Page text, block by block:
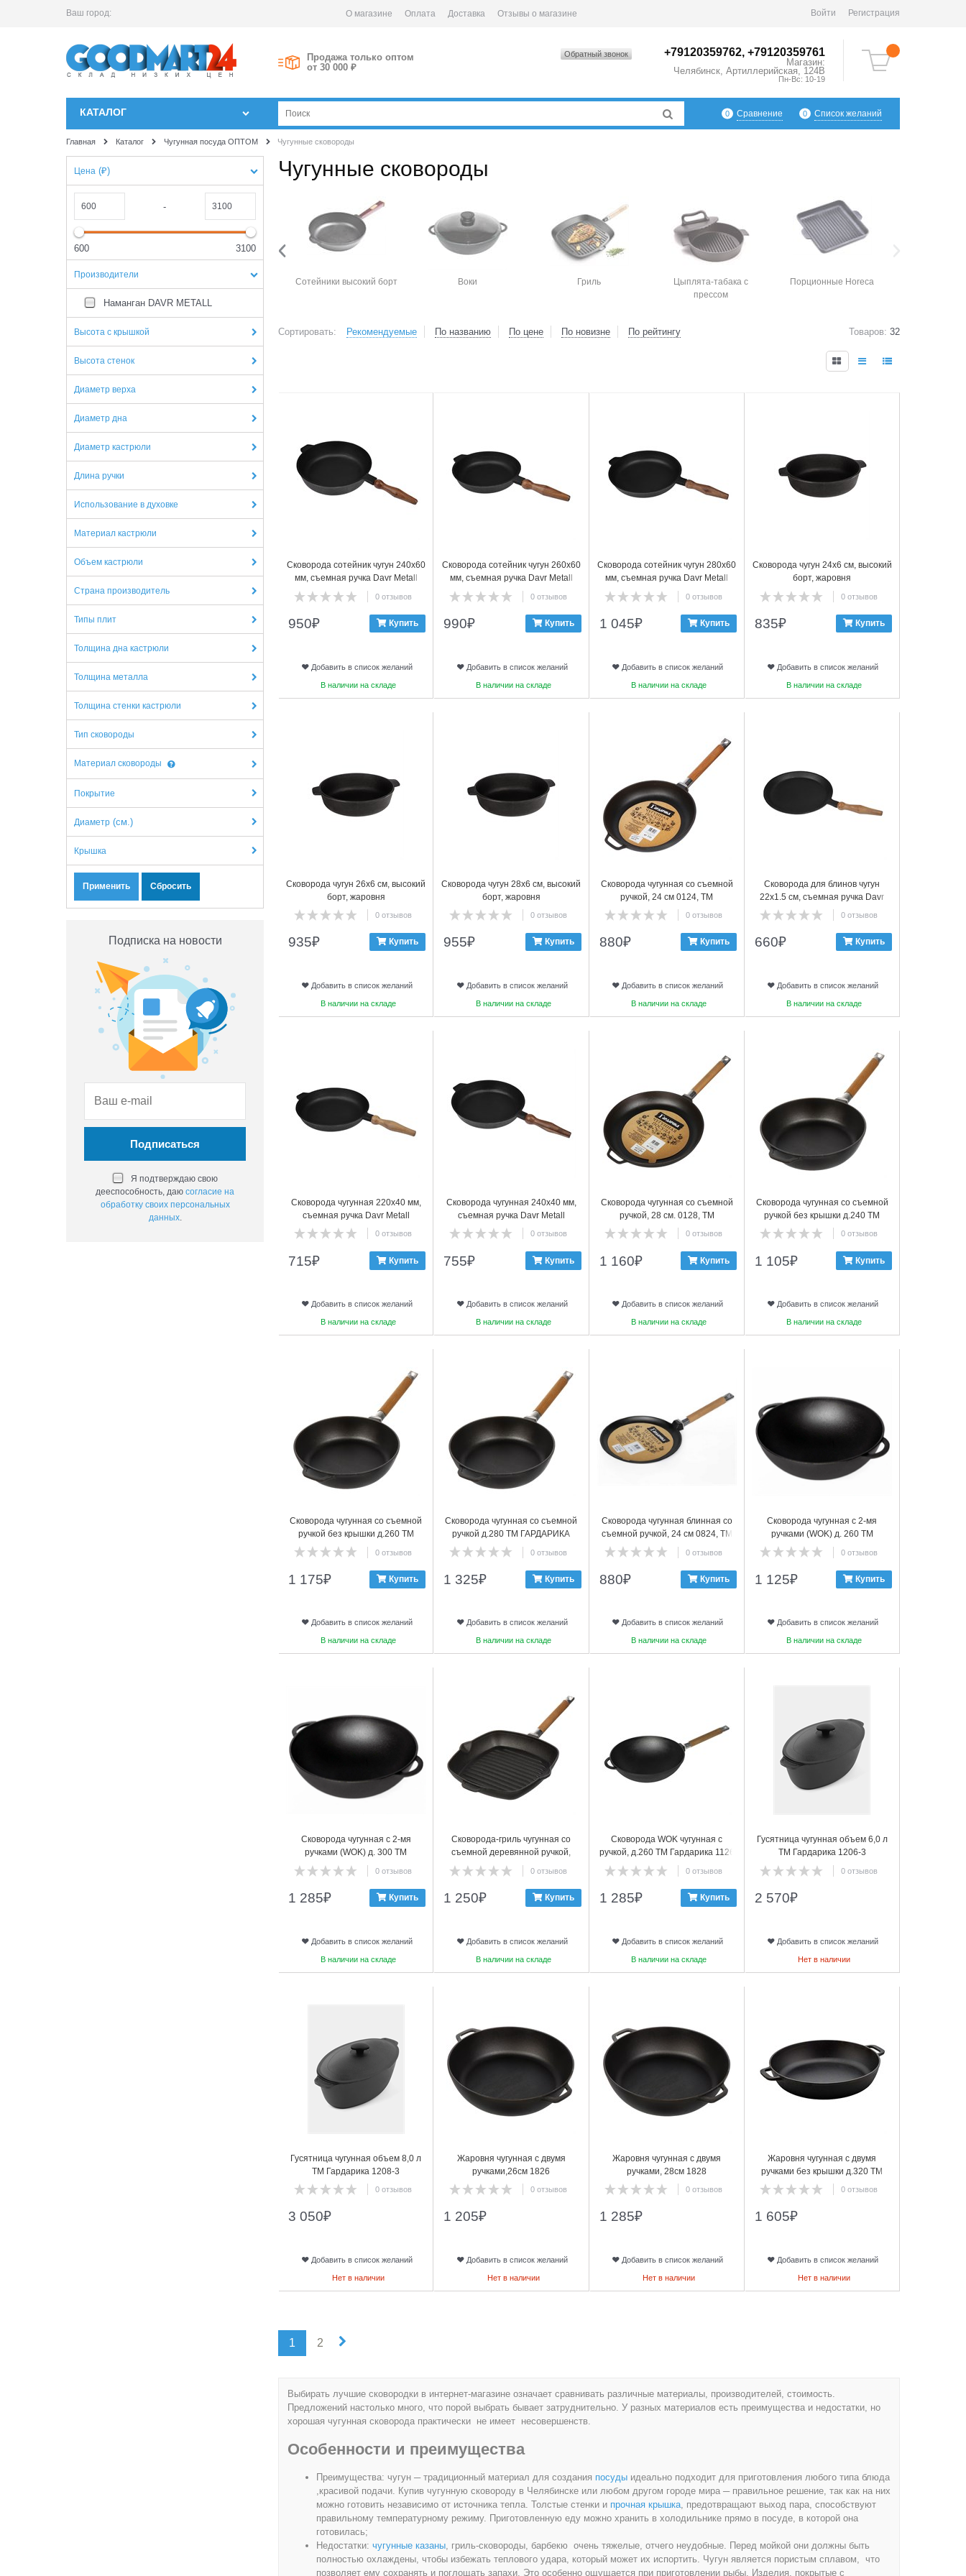
Ваш город: О магазине Оплата Доставка Отзывы о магазине Войти Регистрация
Продажа только оптом
от 30 000 ₽
+79120359762, +79120359761
Магазин:
Челябинск Артиллерийская, 124В
Пн-Вс: 10-19
Обратный звонок
КАТАЛОГ 0 Сравнение 0 Список желаний
Главная Каталог Чугунная посуда ОПТОМ Чугунные сковороды
Цена (₽)
-
600 3100
Производители
Наманган DAVR METALL
Высота с крышкой
Высота стенок
Диаметр верха
Диаметр дна
Диаметр кастрюли
Длина ручки
Использование в духовке
Материал кастрюли
Объем кастрюли
Страна производитель
Типы плит
Толщина дна кастрюли
Толщина металла
Толщина стенки кастрюли
Тип сковороды
Материал сковороды
Покрытие
Диаметр (см.)
Крышка
Подписка на новости
Я подтверждаю свою
дееспособность, даю согласие на
обработку своих персональных
данных.
Чугунные сковороды
Блинница Сотейники высокий борт Воки Гриль
Цыплята-табака с
прессом
Порционные Horeca
Сортировать: Рекомендуемые По названию По цене По новизне По рейтингу Товаров: 32
Сковорода сотейник чугун 240х60
мм, съемная ручка Davr Metall
0 отзывов
950₽ Купить
Добавить в список желаний
В наличии на складе
Сковорода сотейник чугун 260х60
мм, съемная ручка Davr Metall
0 отзывов
990₽ Купить
Добавить в список желаний
В наличии на складе
Сковорода сотейник чугун 280х60
мм, съемная ручка Davr Metall
0 отзывов
1 045₽ Купить
Добавить в список желаний
В наличии на складе
Сковорода чугун 24х6 см, высокий
борт, жаровня
0 отзывов
835₽ Купить
Добавить в список желаний
В наличии на складе
Сковорода чугун 26х6 см, высокий
борт, жаровня
0 отзывов
935₽ Купить
Добавить в список желаний
В наличии на складе
Сковорода чугун 28х6 см, высокий
борт, жаровня
0 отзывов
955₽ Купить
Добавить в список желаний
В наличии на складе
Сковорода чугунная со съемной
ручкой, 24 см 0124, ТМ
ГАРДАРИКА
0 отзывов
880₽ Купить
Добавить в список желаний
В наличии на складе
Сковорода для блинов чугун
22х1.5 см, съемная ручка Davr
Metall
0 отзывов
660₽ Купить
Добавить в список желаний
В наличии на складе
Сковорода чугунная 220х40 мм,
съемная ручка Davr Metall
0 отзывов
715₽ Купить
Добавить в список желаний
В наличии на складе
Сковорода чугунная 240х40 мм,
съемная ручка Davr Metall
0 отзывов
755₽ Купить
Добавить в список желаний
В наличии на складе
Сковорода чугунная со съемной
ручкой, 28 см. 0128, ТМ
ГАРДАРИКА
0 отзывов
1 160₽ Купить
Добавить в список желаний
В наличии на складе
Сковорода чугунная со съемной
ручкой без крышки д.240 ТМ
ГАРДАРИКА, 0324
0 отзывов
1 105₽ Купить
Добавить в список желаний
В наличии на складе
Сковорода чугунная со съемной
ручкой без крышки д.260 ТМ
ГАРДАРИКА, 0326
0 отзывов
1 175₽ Купить
Добавить в список желаний
В наличии на складе
Сковорода чугунная со съемной
ручкой д.280 ТМ ГАРДАРИКА
0328
0 отзывов
1 325₽ Купить
Добавить в список желаний
В наличии на складе
Сковорода чугунная блинная со
съемной ручкой, 24 см 0824, ТМ
ГАРДАРИКА
0 отзывов
880₽ Купить
Добавить в список желаний
В наличии на складе
Сковорода чугунная с 2-мя
ручками (WOK) д. 260 ТМ
ГАРДАРИКА 1026
0 отзывов
1 125₽ Купить
Добавить в список желаний
В наличии на складе
Сковорода чугунная с 2-мя
ручками (WOK) д. 300 ТМ
ГАРДАРИКА 1030
0 отзывов
1 285₽ Купить
Добавить в список желаний
В наличии на складе
Сковорода-гриль чугунная со
съемной деревянной ручкой,
260*260, ТМ ГАРДАРИКА, 0626
0 отзывов
1 250₽ Купить
Добавить в список желаний
В наличии на складе
Сковорода WOK чугунная с
ручкой, д.260 ТМ Гардарика 1126
0 отзывов
1 285₽ Купить
Добавить в список желаний
В наличии на складе
Гусятница чугунная объем 6,0 л
ТМ Гардарика 1206-3
0 отзывов
2 570₽
Добавить в список желаний
Нет в наличии
Гусятница чугунная объем 8,0 л
ТМ Гардарика 1208-3
0 отзывов
3 050₽
Добавить в список желаний
Нет в наличии
Жаровня чугунная с двумя
ручками,26см 1826
0 отзывов
1 205₽
Добавить в список желаний
Нет в наличии
Жаровня чугунная с двумя
ручками, 28см 1828
0 отзывов
1 285₽
Добавить в список желаний
Нет в наличии
Жаровня чугунная с двумя
ручками без крышки д.320 ТМ
Гардарика, 1832
0 отзывов
1 605₽
Добавить в список желаний
Нет в наличии
1 2
Выбирать лучшие сковородки в интернет-магазине означает сравнивать различные материалы, производителей, стоимость.
Предложений настолько много, что порой выбрать бывает затруднительно. У разных материалов есть преимущества и недостатки, но
хорошая чугунная сковорода практически не имеет несовершенств.
Особенности и преимущества
Преимущества: чугун ─ традиционный материал для создания посуды идеально подходит для приготовления любого типа блюда
,красивой подачи. Купив чугунную сковороду в Челябинске или любом другом городе мира ─ правильное решение, так как на них
можно готовить независимо от источника тепла. Толстые стенки и прочная крышка , предотвращают выход пара, способствуют
правильному температурному режиму. Приготовленную еду можно хранить в холодильнике прямо в посуде, в которой она
готовилась;
Недостатки: чугунные казаны , гриль-сковороды, барбекю очень тяжелые, отчего неудобные. Перед мойкой они должны быть
полностью охлаждены, чтобы избежать теплового удара, который может их испортить. Чугун является пористым сплавом, что
позволяет ему сохранять и поглощать запахи. Это особенно ощущается при приготовлении рыбы. Изделия, покрытые с